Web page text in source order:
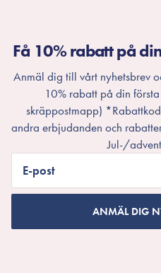
Få 10% rabatt på
Anmäl dig till vårt nyhetsbrev
10% rabatt på din
skräppostmapp)
andra erbjudanden och
Jul-/
E-post
ANMÄL DIG